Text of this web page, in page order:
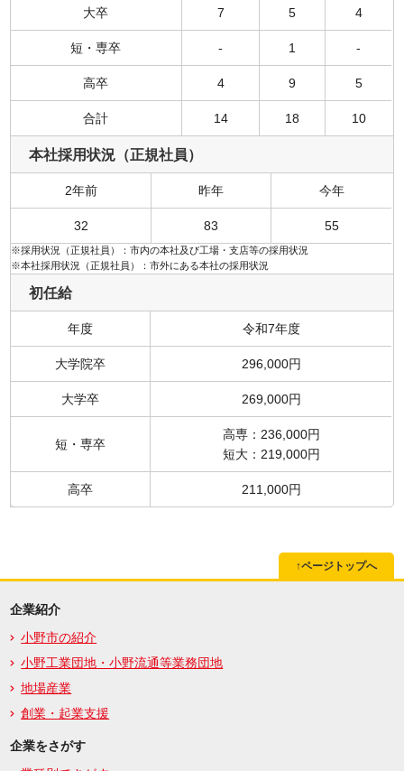
大卒 7 5 4
短・専卒 - 1 -
高卒 4 9 5
合計 14 18 10
本社採用状況（正規社員）
2年前 昨年 今年
32 83 55
※採用状況（正規社員）：市内の本社及び工場・支店等の採用状況
※本社採用状況（正規社員）：市外にある本社の採用状況
初任給
年度 令和7年度
大学院卒 296,000円
大学卒 269,000円
短・専卒
高専：236,000円
短大：219,000円
高卒 211,000円
↑ページトップへ
企業紹介
小野市の紹介
小野工業団地・小野流通等業務団地
地場産業
創業・起業支援
企業をさがす